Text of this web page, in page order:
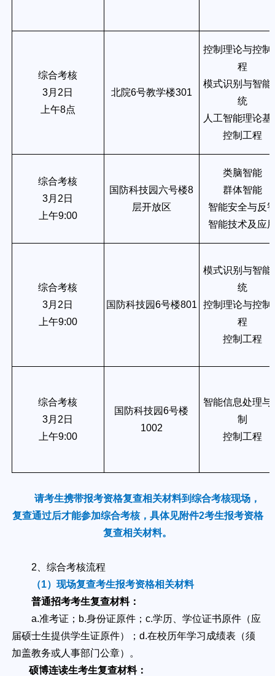
综合考核
3月2日
上午8点
北院6号教学楼301
控制理论与控制
程
模式识别与智能
统
人工智能理论基
控制工程
综合考核
3月2日
上午9:00
国防科技园六号楼8
层开放区
类脑智能
群体智能
智能安全与反
智能技术及应
综合考核
3月2日
上午9:00
国防科技园6号楼801
模式识别与智能
统
控制理论与控制
程
控制工程
综合考核
3月2日
上午9:00
国防科技园6号楼
1002
智能信息处理与
制
控制工程
请考生携带报考资格复查相关材料到综合考核现场，
复查通过后才能参加综合考核，具体见附件2考生报考资格
复查相关材料。
2、综合考核流程
（1）现场复查考生报考资格相关材料
普通招考考生复查材料：
a.准考证；b.身份证原件；c.学历、学位证书原件（应
届硕士生提供学生证原件）；d.在校历年学习成绩表（须
加盖教务或人事部门公章）。
硕博连读生考生复查材料：